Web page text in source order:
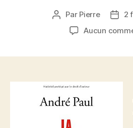
Auteur
l’article
Par Pierre
Date
2
Aucun